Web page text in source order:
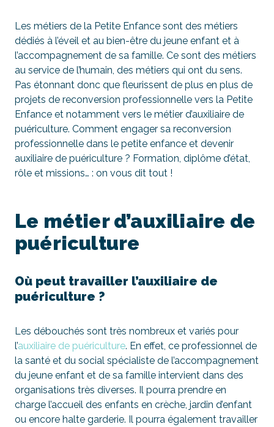
Les métiers de la Petite Enfance sont des métiers
dédiés à l’éveil et au bien-être du jeune enfant et à
l’accompagnement de sa famille. Ce sont des métiers
au service de l’humain, des métiers qui ont du sens.
Pas étonnant donc que fleurissent de plus en plus de
projets de reconversion professionnelle vers la Petite
Enfance et notamment vers le métier d’auxiliaire de
puériculture. Comment engager sa reconversion
professionnelle dans le petite enfance et devenir
auxiliaire de puériculture ? Formation, diplôme d’état,
rôle et missions… : on vous dit tout !
Le métier d’auxiliaire de
puériculture
Où peut travailler l’auxiliaire de
puériculture ?
Les débouchés sont très nombreux et variés pour
l’auxiliaire de puériculture. En effet, ce professionnel de
la santé et du social spécialiste de l’accompagnement
du jeune enfant et de sa famille intervient dans des
organisations très diverses. Il pourra prendre en
charge l’accueil des enfants en crèche, jardin d’enfant
ou encore halte garderie. Il pourra également travailler